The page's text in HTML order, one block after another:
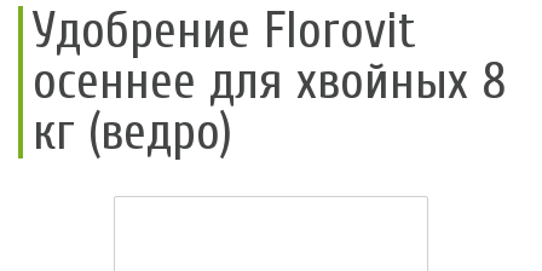
Удобрение Florovit
осеннее для хвойных 8
кг (ведро)